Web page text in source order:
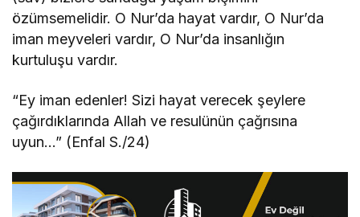
özümsemelidir. O Nur’da hayat vardır, O Nur’da
iman meyveleri vardır, O Nur’da insanlığın
kurtuluşu vardır.
“Ey iman edenler! Sizi hayat verecek şeylere
çağırdıklarında Allah ve resulünün çağrısına
uyun…” (Enfal S./24)